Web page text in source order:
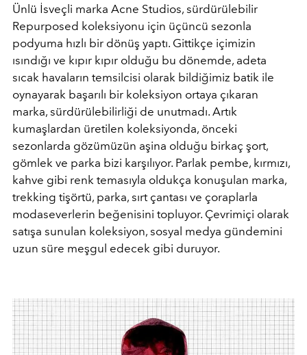
Ünlü İsveçli marka Acne Studios, sürdürülebilir
Repurposed koleksiyonu için üçüncü sezonla
podyuma hızlı bir dönüş yaptı. Gittikçe içimizin
ısındığı ve kıpır kıpır olduğu bu dönemde, adeta
sıcak havaların temsilcisi olarak bildiğimiz batik ile
oynayarak başarılı bir koleksiyon ortaya çıkaran
marka, sürdürülebilirliği de unutmadı. Artık
kumaşlardan üretilen koleksiyonda, önceki
sezonlarda gözümüzün aşina olduğu birkaç şort,
gömlek ve parka bizi karşılıyor. Parlak pembe, kırmızı,
kahve gibi renk temasıyla oldukça konuşulan marka,
trekking tişörtü, parka, sırt çantası ve çoraplarla
modaseverlerin beğenisini topluyor. Çevrimiçi olarak
satışa sunulan koleksiyon, sosyal medya gündemini
uzun süre meşgul edecek gibi duruyor.